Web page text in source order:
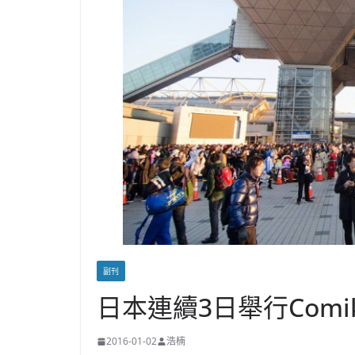
副刊
日本連續3日舉行
2016-01-02 浩楠